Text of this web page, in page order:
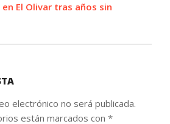
El Olivar tras años sin
electrónico no será publicada.
están marcados con *